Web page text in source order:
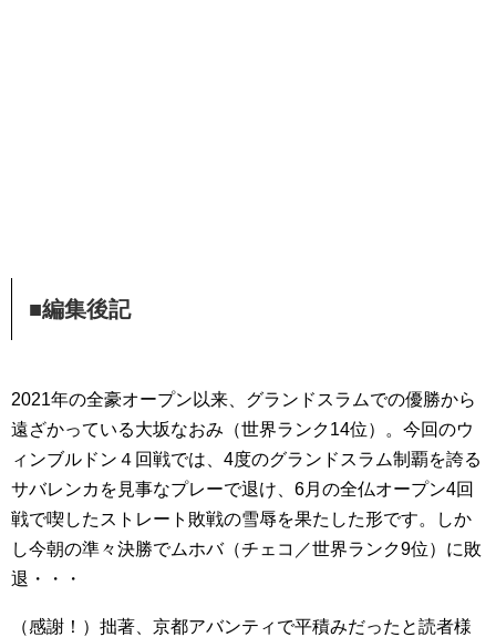
■編集後記
2021年の全豪オープン以来、グランドスラムでの優勝から
遠ざかっている大坂なおみ（世界ランク14位）。今回のウ
ィンブルドン４回戦では、4度のグランドスラム制覇を誇る
サバレンカを見事なプレーで退け、6月の全仏オープン4回
戦で喫したストレート敗戦の雪辱を果たした形です。しか
し今朝の準々決勝でムホバ（チェコ／世界ランク9位）に敗
退・・・
（感謝！）拙著、京都アバンティで平積みだったと読者様